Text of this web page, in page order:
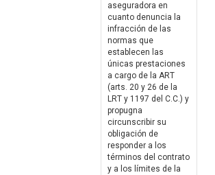
aseguradora en
cuanto denuncia la
infracción de las
normas que
establecen las
únicas prestaciones
a cargo de la ART
(arts. 20 y 26 de la
LRT y 1197 del C.C.) y
propugna
circunscribir su
obligación de
responder a los
términos del contrato
y a los límites de la